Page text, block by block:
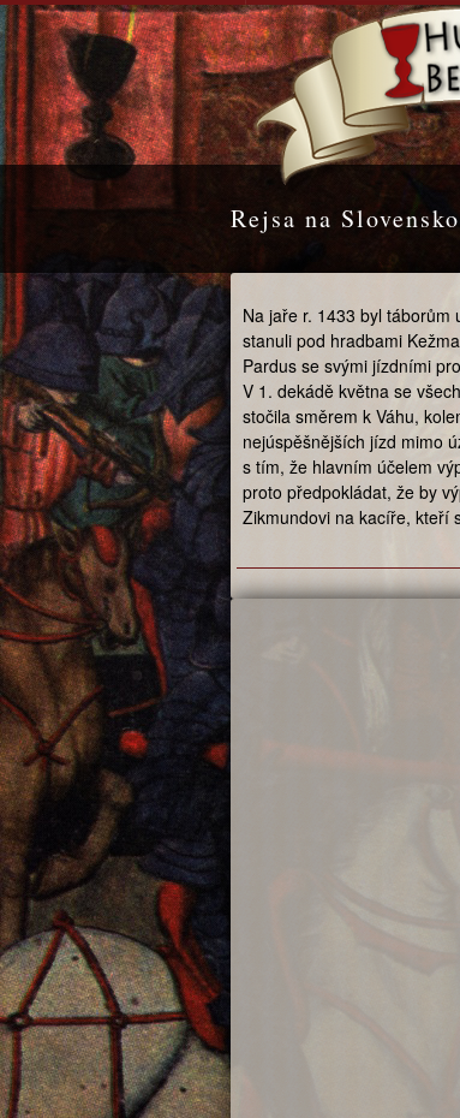
Rejsa na
Na jaře r. 1433 byl
stanuli pod hradbami
Pardus se svými jízdními
V 1. dekádě května se
stočila směrem k Váhu,
nejúspěšnějších jízd mimo
s tím, že hlavním účelem
proto předpokládat, že by
Zikmundovi na kacíře, kteří